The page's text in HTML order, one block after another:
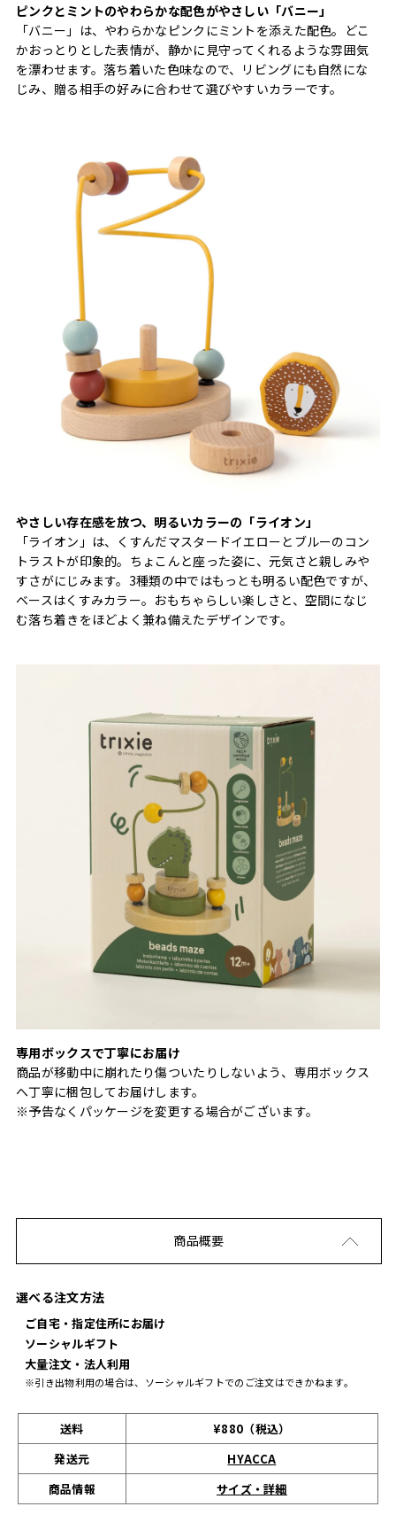
ピンクとミントのやわらかな配色がやさしい「バニー」
「バニー」は、やわらかなピンクにミントを添えた配色。どこ
かおっとりとした表情が、静かに見守ってくれるような雰囲気
を漂わせます。落ち着いた色味なので、リビングにも自然にな
じみ、贈る相手の好みに合わせて選びやすいカラーです。
やさしい存在感を放つ、明るいカラーの「ライオン」
「ライオン」は、くすんだマスタードイエローとブルーのコン
トラストが印象的。ちょこんと座った姿に、元気さと親しみや
すさがにじみます。3種類の中ではもっとも明るい配色ですが、
ベースはくすみカラー。おもちゃらしい楽しさと、空間になじ
む落ち着きをほどよく兼ね備えたデザインです。
専用ボックスで丁寧にお届け
商品が移動中に崩れたり傷ついたりしないよう、専用ボックス
へ丁寧に梱包してお届けします。
※予告なくパッケージを変更する場合がございます。
商品概要
選べる注文方法
ご自宅・指定住所にお届け
ソーシャルギフト
大量注文・法人利用
※引き出物利用の場合は、ソーシャルギフトでのご注文はできかねます。
送料
¥880（税込）
発送元
HYACCA
商品情報
サイズ・詳細